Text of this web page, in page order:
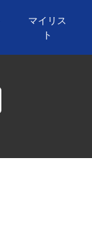
マイリス
ト